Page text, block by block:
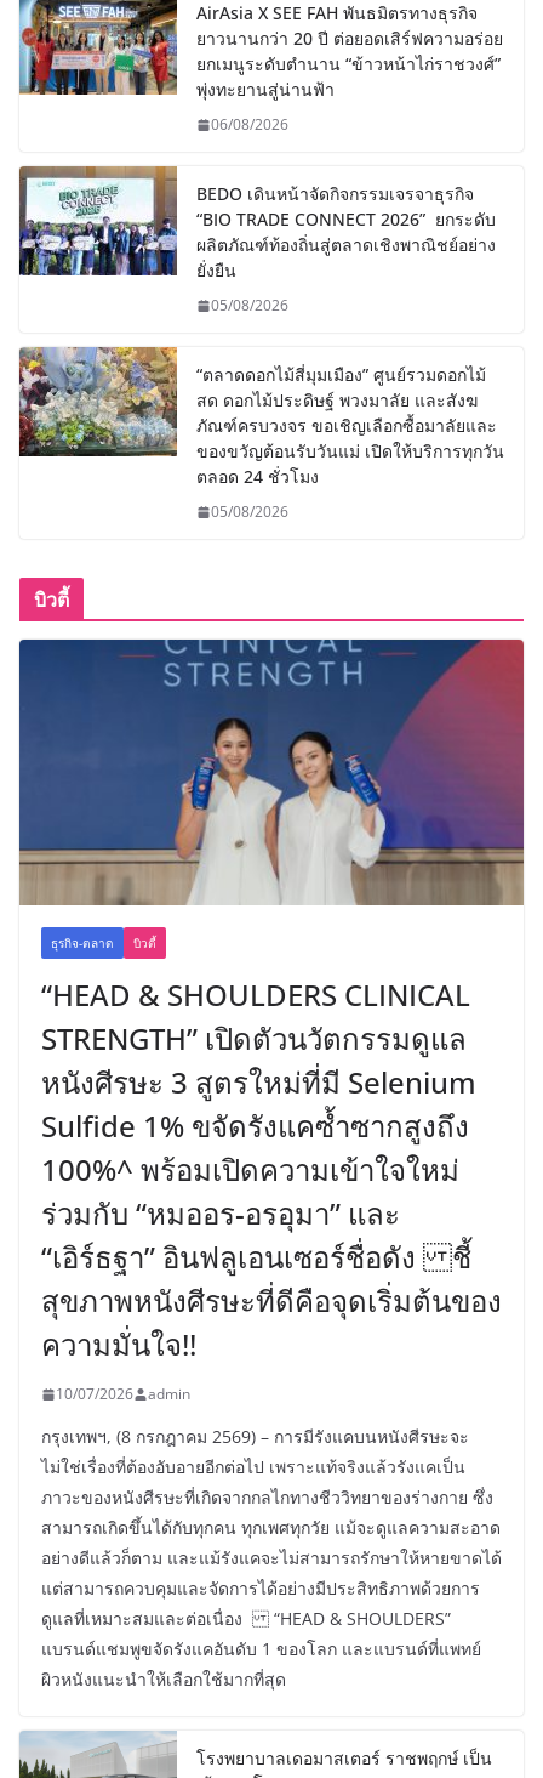
AirAsia X SEE FAH พันธมิตรทางธุรกิจ
ยาวนานกว่า 20 ปี ต่อยอดเสิร์ฟความอร่อย
ยกเมนูระดับตำนาน “ข้าวหน้าไก่ราชวงศ์”
พุ่งทะยานสู่น่านฟ้า
06/08/2026
BEDO เดินหน้าจัดกิจกรรมเจรจาธุรกิจ
“BIO TRADE CONNECT 2026” ยกระดับ
ผลิตภัณฑ์ท้องถิ่นสู่ตลาดเชิงพาณิชย์อย่าง
ยั่งยืน
05/08/2026
“ตลาดดอกไม้สี่มุมเมือง” ศูนย์รวมดอกไม้
สด ดอกไม้ประดิษฐ์ พวงมาลัย และสังฆ
ภัณฑ์ครบวงจร ขอเชิญเลือกซื้อมาลัยและ
ของขวัญต้อนรับวันแม่ เปิดให้บริการทุกวัน
ตลอด 24 ชั่วโมง
05/08/2026
บิวตี้
ธุรกิจ-ตลาด บิวตี้
“HEAD & SHOULDERS CLINICAL
STRENGTH” เปิดตัวนวัตกรรมดูแล
หนังศีรษะ 3 สูตรใหม่ที่มี Selenium
Sulfide 1% ขจัดรังแคซ้ำซากสูงถึง
100%^ พร้อมเปิดความเข้าใจใหม่
ร่วมกับ “หมออร-อรอุมา” และ
“เอิร์ธฐา” อินฟลูเอนเซอร์ชื่อดัง ชี้
สุขภาพหนังศีรษะที่ดีคือจุดเริ่มต้นของ
ความมั่นใจ!!
10/07/2026 admin
กรุงเทพฯ, (8 กรกฎาคม 2569) – การมีรังแคบนหนังศีรษะจะ
ไม่ใช่เรื่องที่ต้องอับอายอีกต่อไป เพราะแท้จริงแล้วรังแคเป็น
ภาวะของหนังศีรษะที่เกิดจากกลไกทางชีววิทยาของร่างกาย ซึ่ง
สามารถเกิดขึ้นได้กับทุกคน ทุกเพศทุกวัย แม้จะดูแลความสะอาด
อย่างดีแล้วก็ตาม และแม้รังแคจะไม่สามารถรักษาให้หายขาดได้
แต่สามารถควบคุมและจัดการได้อย่างมีประสิทธิภาพด้วยการ
ดูแลที่เหมาะสมและต่อเนื่อง “HEAD & SHOULDERS”
แบรนด์แชมพูขจัดรังแคอันดับ 1 ของโลก และแบรนด์ที่แพทย์
ผิวหนังแนะนำให้เลือกใช้มากที่สุด
โรงพยาบาลเดอมาสเตอร์ ราชพฤกษ์ เป็น